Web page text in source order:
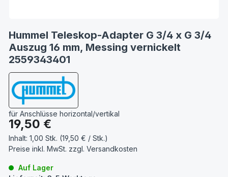
Hummel Teleskop-Adapter G 3/4 x G 3/4
Auszug 16 mm, Messing vernickelt
2559343401
für Anschlüsse horizontal/vertikal
Regulärer Preis:
19,50 €
Inhalt: 1,00 Stk. (19,50 € / Stk.)
Preise inkl. MwSt. zzgl. Versandkosten
Auf Lager